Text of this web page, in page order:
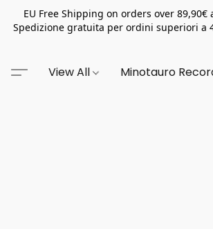
EU Free Shipping on orders over 89,90€
Spedizione gratuita per ordini superiori a
View All Minotauro